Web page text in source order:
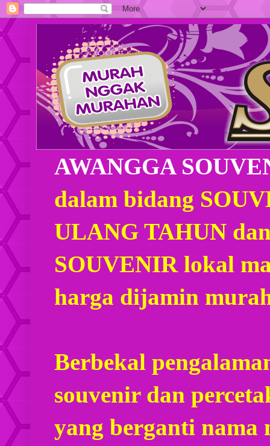
AWANGGA
dalam bidang
ULANG TAHUN
SOUVENIR lokal
harga dijamin
Berbekal
souvenir dan
yang berganti nama